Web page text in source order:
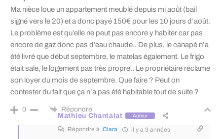
Ma nièce loue un appartement meublé depuis mi août (bail
signé vers le 20) et a donc payé 150€ pour les 10 jours d’août.
Le problème est qu’elle ne peut pas encore y habiter car pas
encore de gaz donc pas d’eau chaude.. De plus, le canapé n’a
été livré que début septembre, le matelas également. Le frigo
était sale, le logement pas très propre.. Le propriétaire réclame
son loyer du mois de septembre. Que faire ? Peut on
contester du fait que ça n’a pas été habitable tout de suite ?
0
Répondre
Mathieu Chantalat
Auteur
Répondre à Clara il y a 3 années